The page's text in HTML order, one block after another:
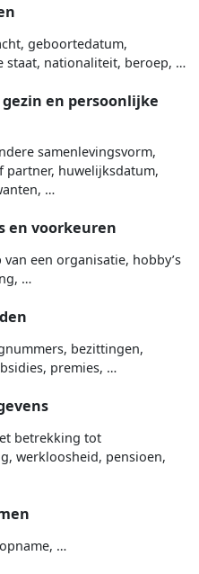
geboortedatum,
staat, nationaliteit, beroep, …
en persoonlijke
samenlevingsvorm,
partner, huwelijksdatum,
…
en voorkeuren
een organisatie, hobby’s
…
bezittingen,
premies, …
betrekking tot
werkloosheid, pensioen,
…